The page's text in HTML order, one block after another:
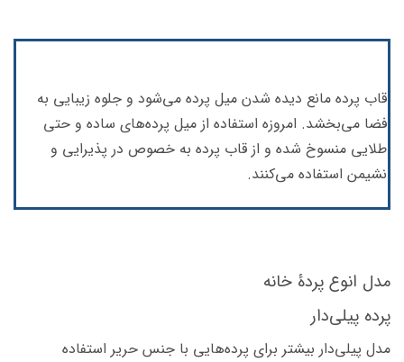
قاب پرده مانع دیده شدن میل پرده می‌شود و جلوه زیبایی به
فضا می‌بخشد. امروزه استفاده از میل پرده‌های ساده و حتی
طلایی منسوخ شده و از قاب پرده به خصوص در پذیرایی و
نشیمن استفاده می‌کنند.
مدل انوع پردۀ خانه
پرده پیلی‌دار
مدل پیلی‌دار بیشتر برای پرده‌هایی با جنس حریر استفاده